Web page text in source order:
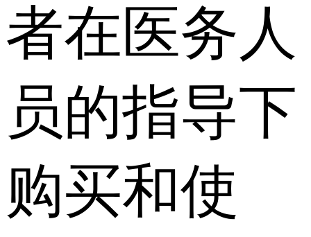
者在医务人
员的指导下
购买和使